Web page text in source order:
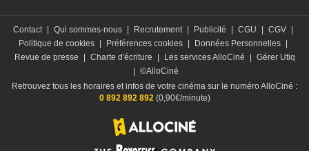
Contact Qui sommes-nous Recrutement Publicité CGU CGV
Politique de cookies
Préférences cookies Données Personnelles
Revue de presse
Charte d'écriture Les services AlloCiné
Gérer Utiq
©AlloCiné
Retrouvez tous les horaires et infos de votre cinéma sur le numéro AlloCiné :
0 892 892 892(0,90€/minute)